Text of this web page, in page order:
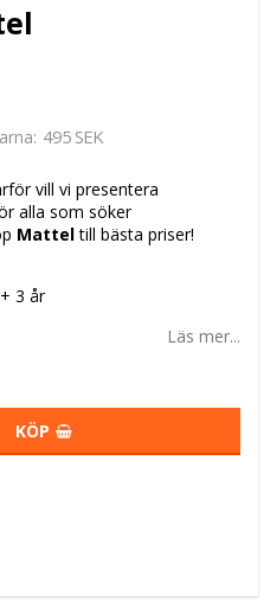
495 SEK
vill vi presentera
alla som söker
Matteltill bästa priser!
3 år
Läs mer...
KÖP